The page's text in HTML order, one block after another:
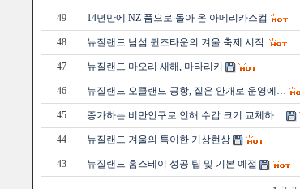
49 14년만에 NZ 품으로 돌아 온 아메리카스컵
48 뉴질랜드 남섬 퀸즈타운의 겨울 축제 시작.
47 뉴질랜드 마오리 새해, 마타리키
46 뉴질랜드 오클랜드 공항, 짙은 안개로 운영에…
45 증가하는 비만인구로 인해 수갑 크기 교체하…
44 뉴질랜드 겨울의 특이한 기상현상
43 뉴질랜드 홈스테이 성공 팁 및 기본 예절